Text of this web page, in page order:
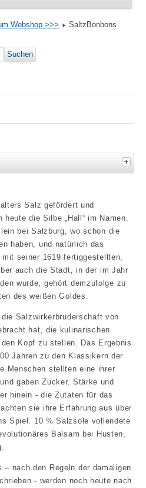
Webshop >>> SaltzBonbons
Salz gefördert und
die Silbe „Hall“ im Namen.
bei Salzburg, wo schon die
haben, und natürlich das
seiner 1619 fertiggestellten,
auch die Stadt, in der im Jahr
wurde, gehört demzufolge zu
des weißen Goldes.
Salzwirkerbruderschaft von
hat, die kulinarischen
Kopf zu stellen. Das Ergebnis
Jahren zu den Klassikern der
Menschen stellten eine ihrer
gaben Zucker, Stärke und
hinein - die Zutaten für das
sie ihre Erfahrung aus über
Spiel. 10 % Salzsole vollendete
Balsam bei Husten,
– nach den Regeln der damaligen
- werden noch heute nach